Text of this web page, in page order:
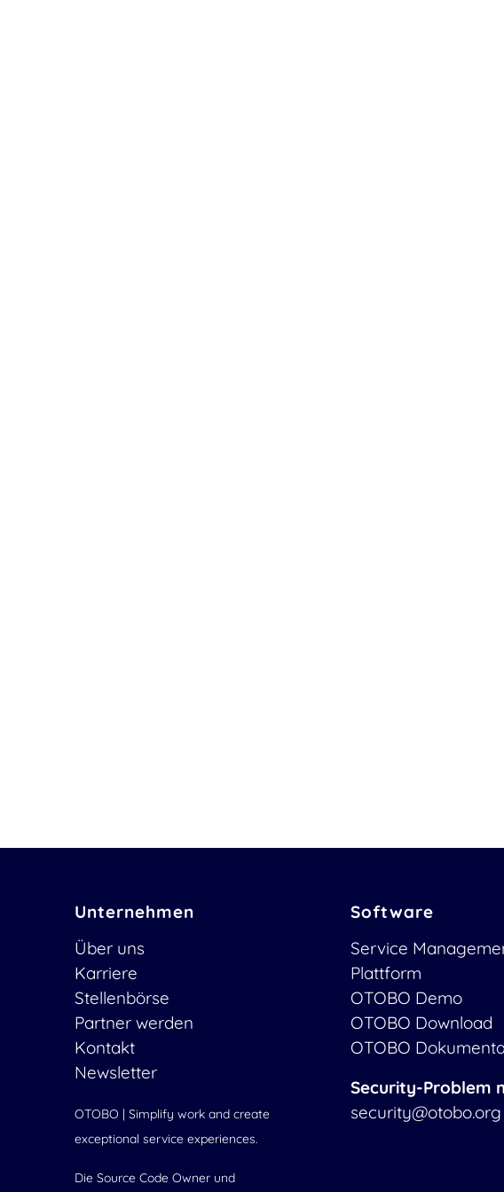
Unternehmen
Über uns
Karriere
Stellenbörse
Partner werden
Kontakt
Newsletter
OTOBO | Simplify work and create
exceptional service experiences.
Die Source Code Owner und
Software
Service
Plattform
OTOBO Demo
OTOBO Download
OTOBO
Security-Problem
security@otobo.org